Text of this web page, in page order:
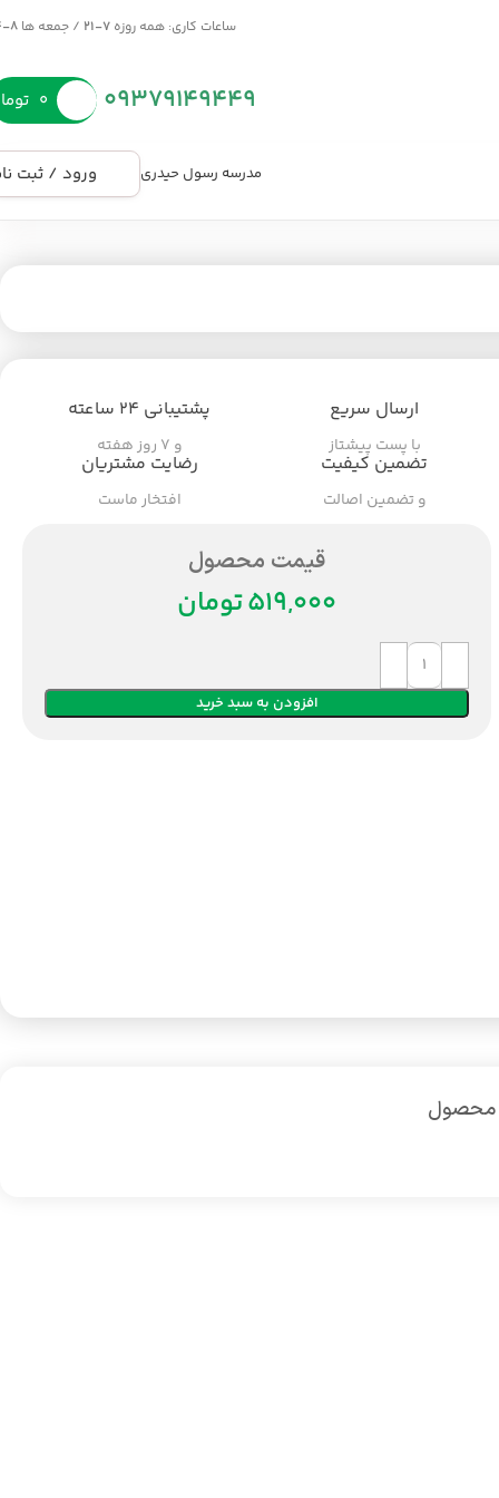
ساعات کاری: همه روزه 7-21 / جمعه ها 8-14
09379149449 ۰
مدرسه رسول حیدری ورود / ثبت
ارسال سریع
با پست پیشتاز
پشتیبانی ۲۴ ساعته
و ۷ روز هفته
تضمین کیفیت
و تضمین اصالت
رضایت مشتریان
افتخار ماست
قیمت محصول
تومان
افزودن به سبد خرید
محصول